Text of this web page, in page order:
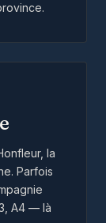
la
Parfois
A4 — là